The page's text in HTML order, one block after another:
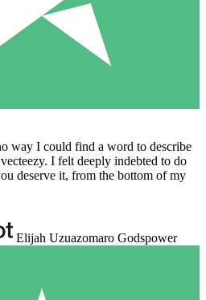
way I could find a word to describe
I felt deeply indebted to do
deserve it, from the bottom of my
Elijah Uzuazomaro Godspower